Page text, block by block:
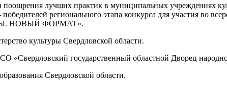
лучших практик в муниципальных учреждениях
регионального этапа конкурса для участия во
НОВЫЙ ФОРМАТ».
культуры Свердловской области.
«Свердловский государственный областной Дворец
Свердловской области.